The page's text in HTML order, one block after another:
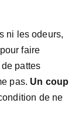
ni les odeurs,
pour faire
pattes
pas. Un coup
de ne